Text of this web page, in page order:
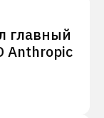
главный
Anthropic